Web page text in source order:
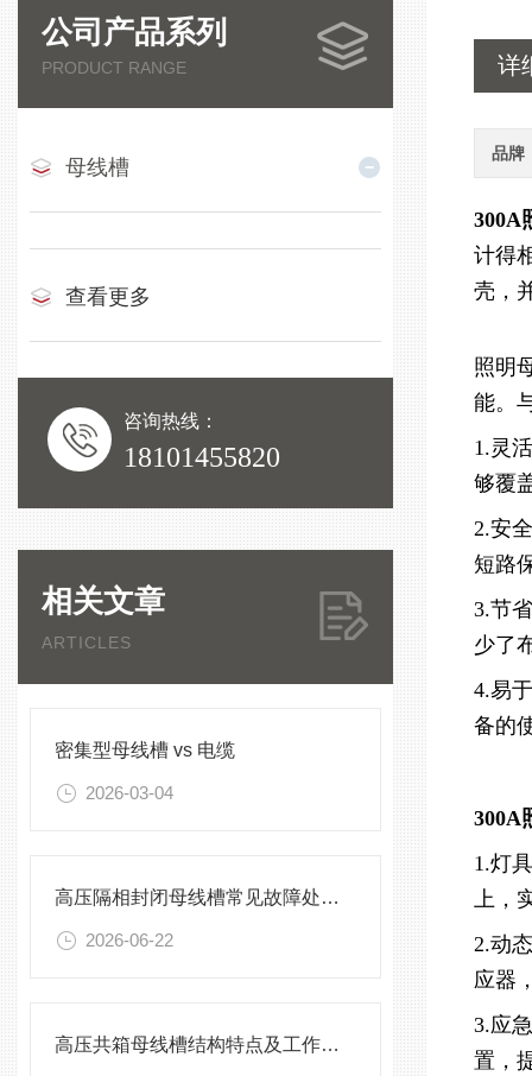
公司产品系列
PRODUCT RANGE
母线槽
查看更多
咨询热线：
18101455820
相关文章
ARTICLES
密集型母线槽 vs 电缆
2026-03-04
高压隔相封闭母线槽常见故障处理方案
2026-06-22
高压共箱母线槽结构特点及工作原理
详
品牌
300A
计得
壳，
照明
能。
1.灵
够覆
2.安
短路
3.节
少了
4.易
备的
300A
1.灯
上，
2.动
应器
3.应
置，